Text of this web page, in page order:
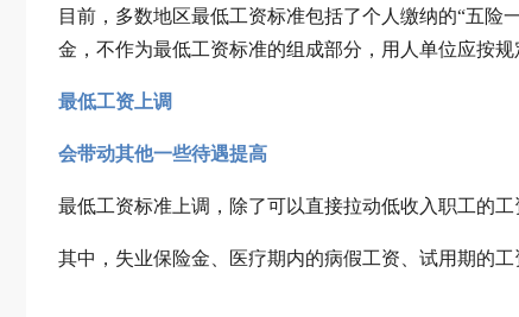
目前，多数地区最低工资标准包括了个人缴纳的“五
金，不作为最低工资标准的组成部分，用人单位应按
最低工资上调
会带动其他一些待遇提高
最低工资标准上调，除了可以直接拉动低收入职工的
其中，失业保险金、医疗期内的病假工资、试用期的